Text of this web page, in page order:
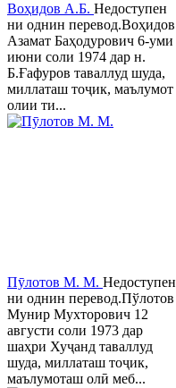
Воҳидов А.Б. Недоступен
ни однин перевод.Воҳидов
Азамат Баҳодурович 6-уми
июни соли 1974 дар н.
Б.Ғафуров таваллуд шуда,
миллаташ тоҷик, маълумот
олии ти...
Пӯлотов М. М. Недоступен
ни однин перевод.Пўлотов
Мунир Мухторович 12
августи соли 1973 дар
шаҳри Хуҷанд таваллуд
шуда, миллаташ тоҷик,
маълумоташ олӣ меб...